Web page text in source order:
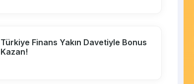
Türkiye Finans Yakın Davetiyle Bonus
Kazan!